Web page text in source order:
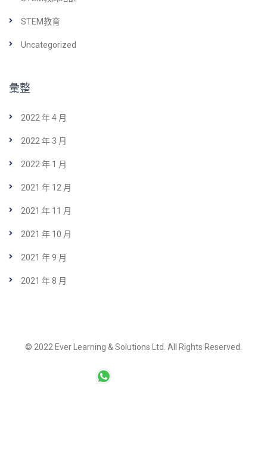
STEM教育
Uncategorized
彙整
2022 年 4 月
2022 年 3 月
2022 年 1 月
2021 年 12 月
2021 年 11 月
2021 年 10 月
2021 年 9 月
2021 年 8 月
© 2022 Ever Learning & Solutions Ltd. All Rights Reserved.